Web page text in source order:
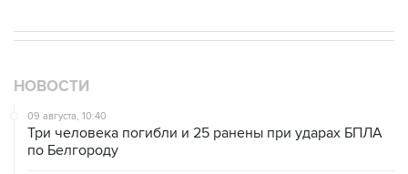
НОВОСТИ
09 августа, 10:40
Три человека погибли и 25 ранены при ударах БПЛА
по Белгороду